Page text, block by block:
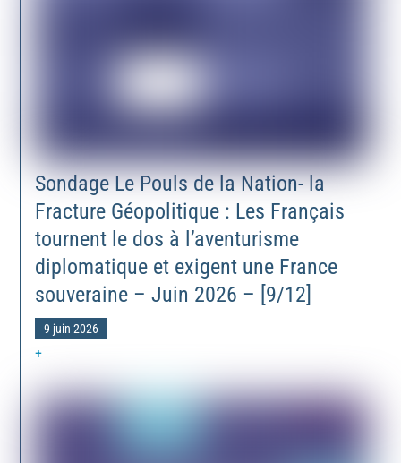
Sondage Le Pouls de la Nation- la
Fracture Géopolitique : Les Français
tournent le dos à l’aventurisme
diplomatique et exigent une France
souveraine – Juin 2026 – [9/12]
9 juin 2026
+